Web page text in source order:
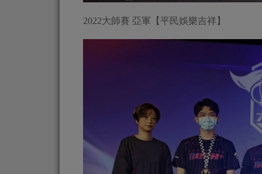
2022大師賽 亞軍【平民娛樂吉祥】